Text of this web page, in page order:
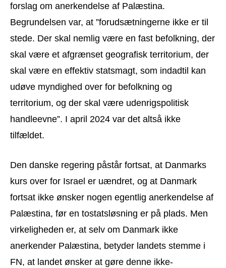
forslag om anerkendelse af Palæstina.
Begrundelsen var, at ”forudsætningerne ikke er til
stede. Der skal nemlig være en fast befolkning, der
skal være et afgrænset geografisk territorium, der
skal være en effektiv statsmagt, som indadtil kan
udøve myndighed over for befolkning og
territorium, og der skal være udenrigspolitisk
handleevne”. I april 2024 var det altså ikke
tilfældet.
Den danske regering påstår fortsat, at Danmarks
kurs over for Israel er uændret, og at Danmark
fortsat ikke ønsker nogen egentlig anerkendelse af
Palæstina, før en tostatsløsning er på plads. Men
virkeligheden er, at selv om Danmark ikke
anerkender Palæstina, betyder landets stemme i
FN, at landet ønsker at gøre denne ikke-